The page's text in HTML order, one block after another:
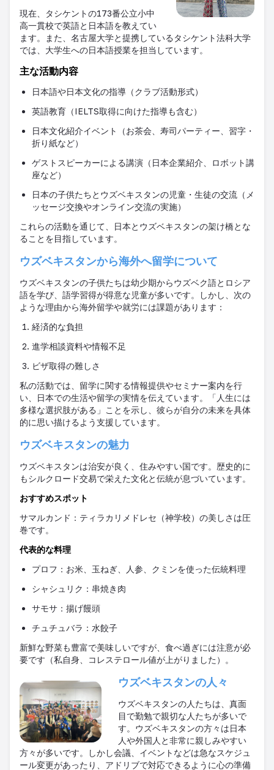
現在、タシケントの173番公立小中
高一貫校で英語と日本語を教えてい
ます。また、名古屋大学と提携しているタシケント法科大学
では、大学生への日本語授業を担当しています。
主な活動内容
日本語や日本文化の指導（クラブ活動形式）
英語教育（IELTS取得に向けた指導も含む）
日本文化紹介イベント（お茶会、寿司パーティー、習字・
折り紙など）
ゲストスピーカーによる講演（日本企業紹介、ロボット講
座など）
日本の子供たちとウズベキスタンの児童・生徒の交流（メ
ッセージ交換やオンライン交流の実施）
これらの活動を通じて、日本とウズベキスタンの架け橋とな
ることを目指しています。
ウズベキスタンから海外へ留学について
ウズベキスタンの子供たちは幼少期からウズベク語とロシア
語を学び、語学習得が得意な児童が多いです。しかし、次の
ような理由から海外留学や就労には課題があります：
経済的な負担
進学相談資料や情報不足
ビザ取得の難しさ
私の活動では、留学に関する情報提供やセミナー案内を行
い、日本での生活や留学の実情を伝えています。「人生には
多様な選択肢がある」ことを示し、彼らが自分の未来を具体
的に思い描けるよう支援しています。
ウズベキスタンの魅力
ウズベキスタンは治安が良く、住みやすい国です。歴史的に
もシルクロード交易で栄えた文化と伝統が息づいています。
おすすめスポット
サマルカンド：ティラカリメドレセ（神学校）の美しさは圧
巻です。
代表的な料理
プロフ：お米、玉ねぎ、人参、クミンを使った伝統料理
シャシュリク：串焼き肉
サモサ：揚げ饅頭
チュチュバラ：水餃子
新鮮な野菜も豊富で美味しいですが、食べ過ぎには注意が必
要です（私自身、コレステロール値が上がりました）。
ウズベキスタンの人々
ウズベキスタンの人たちは、真面
目で勤勉で親切な人たちが多いで
す。ウズベキスタンの方々 は日本
人や外国 人と非常に親しみやすい
方々が多いです。しかし会議、イベントなどは急なスケジュ
ール変更があったり、アドリブで対応できるように心の準備